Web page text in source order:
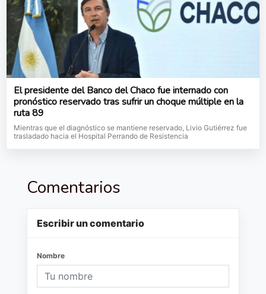
El presidente del Banco del Chaco fue internado con
pronóstico reservado tras sufrir un choque múltiple en la
ruta 89
Mientras que el diagnóstico se mantiene reservado, Livio Gutiérrez fue
trasladado hacia el Hospital Perrando de Resistencia
Comentarios
Escribir un comentario
Nombre